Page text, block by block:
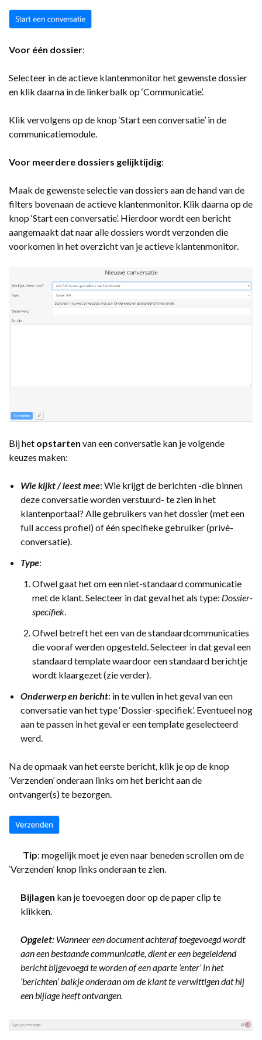
Voor één dossier:
Selecteer in de actieve klantenmonitor het gewenste dossier
en klik daarna in de linkerbalk op ‘Communicatie’.
Klik vervolgens op de knop ‘Start een conversatie’ in de
communicatiemodule.
Voor meerdere dossiers gelijktijdig:
Maak de gewenste selectie van dossiers aan de hand van de
filters bovenaan de actieve klantenmonitor. Klik daarna op de
knop ‘Start een conversatie’. Hierdoor wordt een bericht
aangemaakt dat naar alle dossiers wordt verzonden die
voorkomen in het overzicht van je actieve klantenmonitor.
Bij het opstarten van een conversatie kan je volgende
keuzes maken:
Wie kijkt / leest mee: Wie krijgt de berichten -die binnen
deze conversatie worden verstuurd- te zien in het
klantenportaal? Alle gebruikers van het dossier (met een
full access profiel) of één specifieke gebruiker (privé-
conversatie).
Type:
Ofwel gaat het om een niet-standaard communicatie
met de klant. Selecteer in dat geval het als type: Dossier-
specifiek.
Ofwel betreft het een van de standaardcommunicaties
die vooraf werden opgesteld. Selecteer in dat geval een
standaard template waardoor een standaard berichtje
wordt klaargezet (zie verder).
Onderwerp en bericht: in te vullen in het geval van een
conversatie van het type ‘Dossier-specifiek’. Eventueel nog
aan te passen in het geval er een template geselecteerd
werd.
Na de opmaak van het eerste bericht, klik je op de knop
‘Verzenden’ onderaan links om het bericht aan de
ontvanger(s) te bezorgen.
Tip: mogelijk moet je even naar beneden scrollen om de
‘Verzenden’ knop links onderaan te zien.
Bijlagen kan je toevoegen door op de paper clip te
klikken.
Opgelet: Wanneer een document achteraf toegevoegd wordt
aan een bestaande communicatie, dient er een begeleidend
bericht bijgevoegd te worden of een aparte ‘enter’ in het
‘berichten’ balkje onderaan om de klant te verwittigen dat hij
een bijlage heeft ontvangen.